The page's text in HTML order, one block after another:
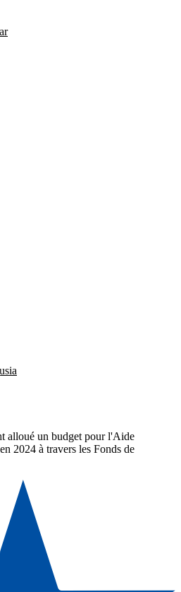
alloué un budget pour l'Aide
2024 à travers les Fonds de